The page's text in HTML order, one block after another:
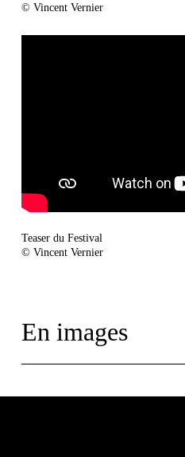
© Vincent Vernier
Teaser du Festival
© Vincent Vernier
En images